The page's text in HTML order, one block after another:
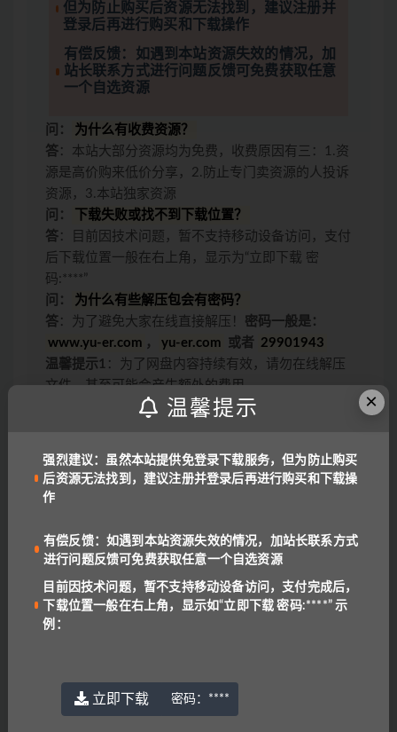
但为防止购买后资源无法找到，建议注册并
登录后再进行购买和下载操作
有偿反馈：如遇到本站资源失效的情况，加
站长联系方式进行问题反馈可免费获取任意
一个自选资源
问：
为什么有收费资源？
答 ：本站大部分资源均为免费，收费原因有三：1.资
源是高价购来低价分享，2.防止专门卖资源的人投诉
资源，3.本站独家资源
问：
下载失败或找不到下载位置？
答 ：目前因技术问题，暂不支持移动设备访问，支付
后下载位置一般在右上角，显示为“立即下载 密
码:****”
问：
为什么有些解压包会有密码？
答 ：为了避免大家在线直接解压！ 密码一般是：
www.yu-er.com ， yu-er.com 或者 29901943
温馨提示1 ：为了网盘内容持续有效，请勿在线解压
文件，甚至可能会产生额外的费用。
：网盘中内容均为互联网收集整理，资源
对待，不要轻信任何人转账和打款要求。
链接或下载失效报错：
QQ报错 |
微信号:
benottoknow (推荐)
上一篇
PET考试写作部分的三个不同的题型和解答方式.pdf
【21】牛津英语上海版五年级上册（教材精讲+升学知
识拓展）
×
温馨提示
强烈建议：虽然本站提供免登录下载服务，但为防止购买
后资源无法找到，建议注册并登录后再进行购买和下载操
作
有偿反馈：如遇到本站资源失效的情况，加站长联系方式
进行问题反馈可免费获取任意一个自选资源
目前因技术问题，暂不支持移动设备访问，支付完成后，
下载位置一般在右上角，显示如“立即下载 密码:****” 示
例：
立即下载 密码： ****